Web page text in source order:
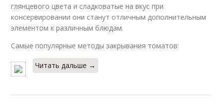
глянцевого цвета и сладковатые на вкус при
консервировании они станут отличным дополнительным
элементом к различным блюдам.
Самые популярные методы закрывания томатов:
Читать дальше →